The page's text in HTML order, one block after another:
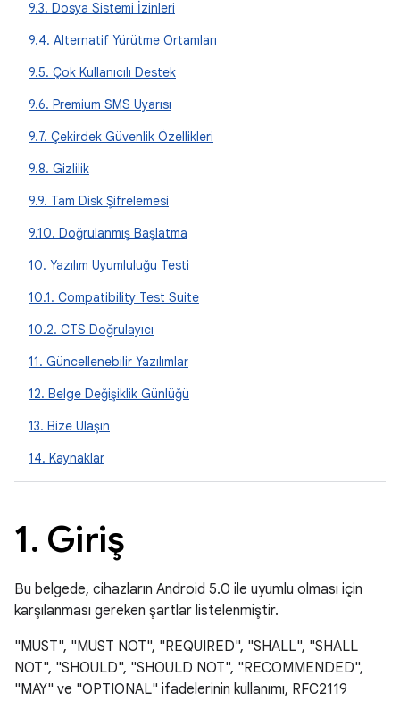
9.3. Dosya Sistemi İzinleri
9.4. Alternatif Yürütme Ortamları
9.5. Çok Kullanıcılı Destek
9.6. Premium SMS Uyarısı
9.7. Çekirdek Güvenlik Özellikleri
9.8. Gizlilik
9.9. Tam Disk Şifrelemesi
9.10. Doğrulanmış Başlatma
10. Yazılım Uyumluluğu Testi
10.1. Compatibility Test Suite
10.2. CTS Doğrulayıcı
11. Güncellenebilir Yazılımlar
12. Belge Değişiklik Günlüğü
13. Bize Ulaşın
14. Kaynaklar
1. Giriş
Bu belgede, cihazların Android 5.0 ile uyumlu olması için
karşılanması gereken şartlar listelenmiştir.
"MUST", "MUST NOT", "REQUIRED", "SHALL", "SHALL
NOT", "SHOULD", "SHOULD NOT", "RECOMMENDED",
"MAY" ve "OPTIONAL" ifadelerinin kullanımı, RFC2119